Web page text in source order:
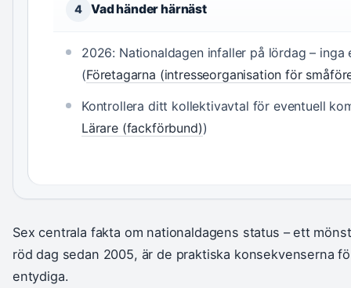
4 Vad händer härnäst
2026: Nationaldagen infaller på lördag – inga
(Företagarna (intresseorganisation för
Kontrollera ditt kollektivavtal för eventuell
Lärare (fackförbund))
Sex centrala fakta om nationaldagens status – ett
röd dag sedan 2005, är de praktiska konsekvenserna
entydiga.